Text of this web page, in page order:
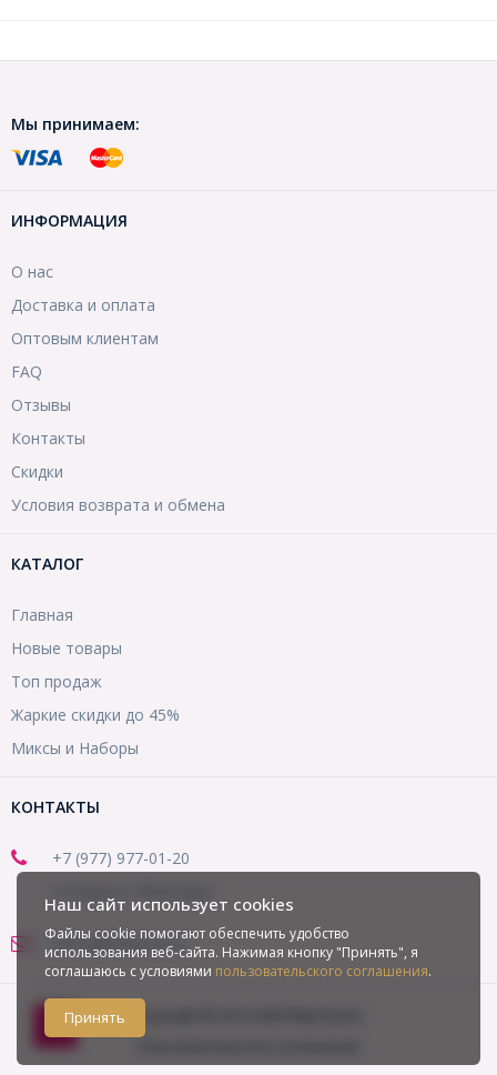
Мы принимаем:
ИНФОРМАЦИЯ
О нас
Доставка и оплата
Оптовым клиентам
FAQ
Отзывы
Контакты
Скидки
Условия возврата и обмена
КАТАЛОГ
Главная
Новые товары
Топ продаж
Жаркие скидки до 45%
Миксы и Наборы
КОНТАКТЫ
+7 (977) 977-01-20
office@mirbusin.ru
Наш сайт использует cookies
Файлы cookie помогают обеспечить удобство
использования веб-сайта. Нажимая кнопку "Принять", я
соглашаюсь с условиями пользовательского соглашения.
Принять